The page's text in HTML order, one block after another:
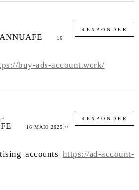
16
RESPONDER
buy-ads-account.work/
16 MAIO 2025 //
RESPONDER
accounts https://ad-account-